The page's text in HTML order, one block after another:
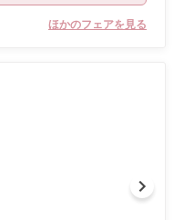
ほかのフェアを見る